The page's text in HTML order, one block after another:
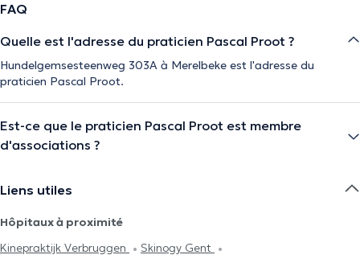
FAQ
Quelle est l'adresse du praticien Pascal Proot ?
Hundelgemsesteenweg 303A à Merelbeke est l'adresse du
praticien Pascal Proot.
Est-ce que le praticien Pascal Proot est membre
d'associations ?
Liens utiles
Hôpitaux à proximité
Kinepraktijk Verbruggen
Skinogy Gent